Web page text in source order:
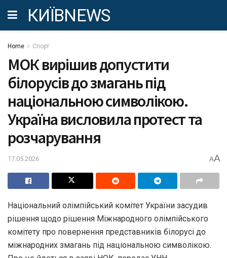
КИЇВNEWS
Home Спорт
МОК вирішив допустити
білорусів до змагань під
національною символікою.
Україна висловила протест та
розчарування
17.05.2026 AA
Національний олімпійський комітет України засудив
рішення щодо рішення Міжнародного олімпійського
комітету про повернення представників білорусі до
міжнародних змагань під національною символікою.